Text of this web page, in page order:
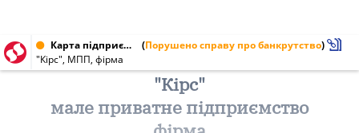
Карта підприємства від 01.06.2000 (Порушено справу про банкрутство)
"Кірс", МПП, фірма
"Кірс"
мале приватне підприємство